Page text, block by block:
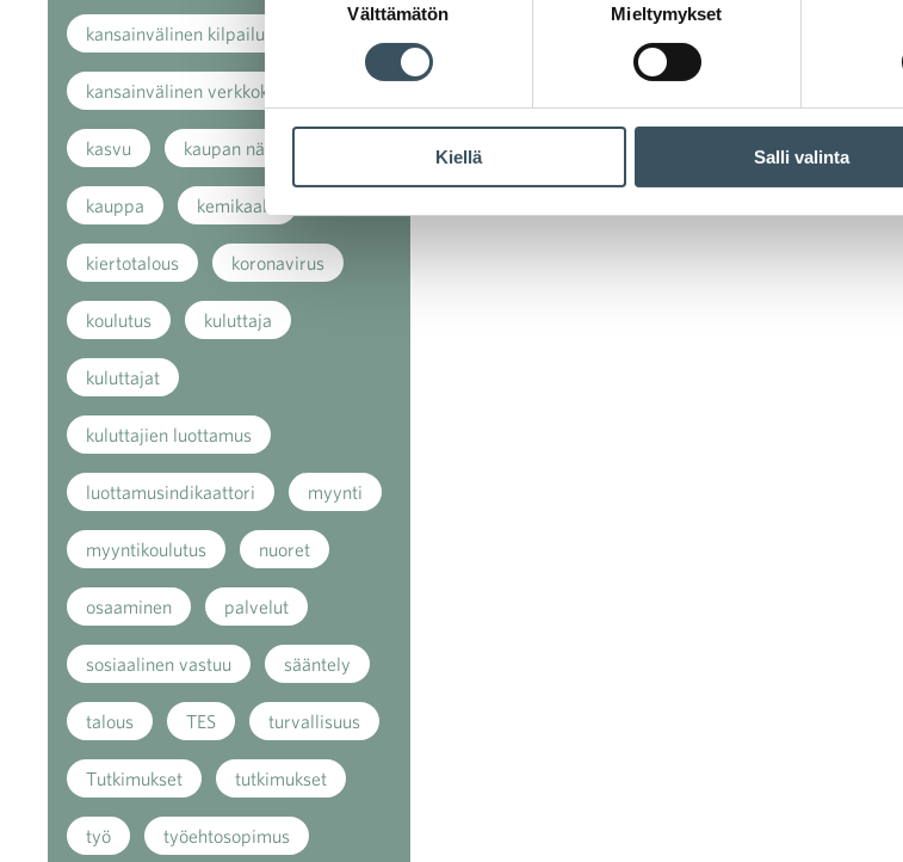
valinta
Välttämätön Mieltymykset
Kiellä Salli valinta
kansainvälinen kilpailu
kansainvälinen verkkokauppa
kasvu kaupan näkymät
kauppa kemikaalit
kiertotalous koronavirus
koulutus kuluttaja
kuluttajat
kuluttajien luottamus
luottamusindikaattori myynti
myyntikoulutus nuoret
osaaminen palvelut
sosiaalinen vastuu sääntely
talous TES turvallisuus
Tutkimukset tutkimukset
työ työehtosopimus